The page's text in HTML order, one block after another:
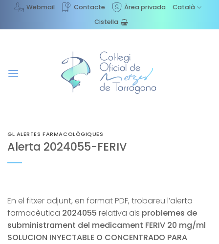
content
Webmail Contacte Àrea privada
Català
Cistella
GL ALERTES FARMACOLÒGIQUES
Alerta 2024055-FERIV
En el fitxer adjunt, en format PDF, trobareu l’alerta
farmacèutica 2024055 relativa als problemes de
subministrament del medicament FERIV 20 mg/ml
SOLUCION INYECTABLE O CONCENTRADO PARA